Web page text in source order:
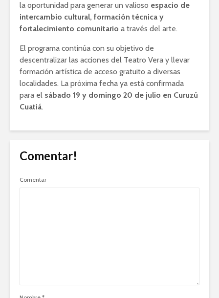
la oportunidad para generar un valioso espacio de
intercambio cultural, formación técnica y
fortalecimiento comunitario a través del arte.
El programa continúa con su objetivo de
descentralizar las acciones del Teatro Vera y llevar
formación artística de acceso gratuito a diversas
localidades. La próxima fecha ya está confirmada
para el sábado 19 y domingo 20 de julio en Curuzú
Cuatiá.
Comentar!
Comentar